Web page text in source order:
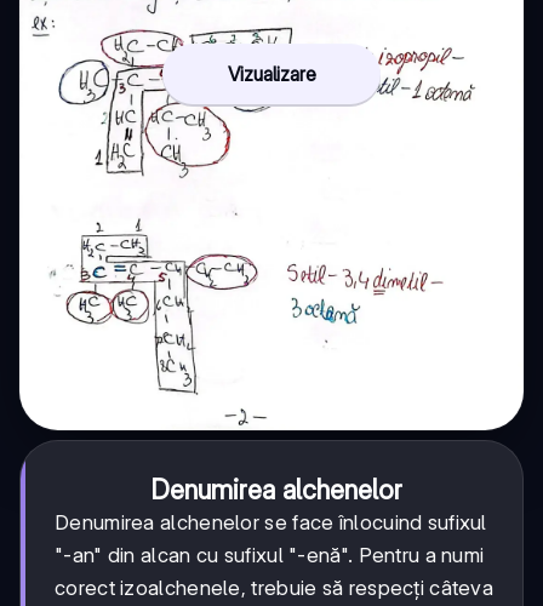
Vizualizare
Denumirea alchenelor
Denumirea alchenelor se face înlocuind sufixul
"-an" din alcan cu sufixul "-enă". Pentru a numi
corect izoalchenele, trebuie să respecți câteva